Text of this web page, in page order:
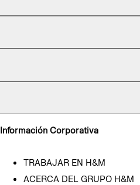
Información Corporativa
TRABAJAR EN H&M
ACERCA DEL GRUPO H&M